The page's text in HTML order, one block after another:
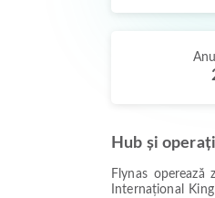
Hub și
Flynas
Internațional